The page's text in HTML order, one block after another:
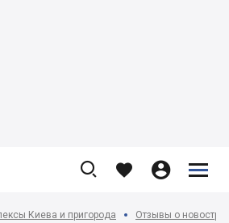
   


Киева и пригорода Отзывы о